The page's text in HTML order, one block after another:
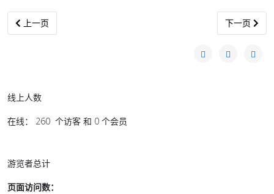
上一篇文章: 迦南门写给非土著同胞的一封信
上一页 下一篇文章:
下一页
线上人数
在线： 260 个访客 和 0 个会员
游览者总计
页面访问数：